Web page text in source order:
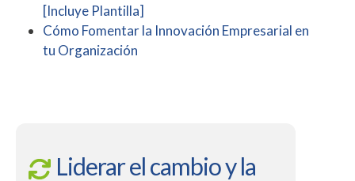
[Incluye Plantilla]
Cómo Fomentar la Innovación Empresarial en
tu Organización
Liderar el cambio y la